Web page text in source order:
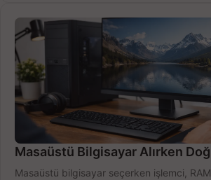
Masaüstü Bilgisayar Alırken
Masaüstü bilgisayar seçerken işlemci,